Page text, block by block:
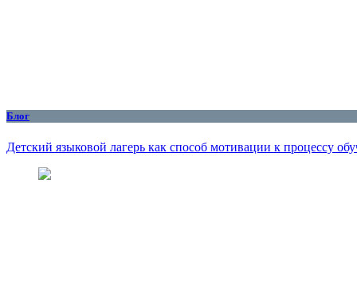
Блог
Детский языковой лагерь как способ мотивации к процессу